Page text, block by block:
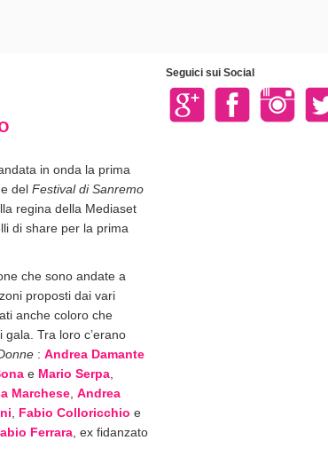
in onda la prima
del Festival di Sanremo
regina della Mediaset
di share per la prima
che sono andate a
proposti dai vari
anche coloro che
Tra loro c’erano
: Andrea Damante
e Mario Serpa
Marchese Andrea
Fabio Colloricchio e
Ferrara , ex fidanzato
Seguici sui Social